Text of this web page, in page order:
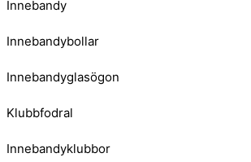
Innebandy
Innebandybollar
Innebandyglasögon
Klubbfodral
Innebandyklubbor